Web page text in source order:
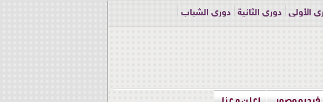
الأولى دوري الثانية
دوري الشباب